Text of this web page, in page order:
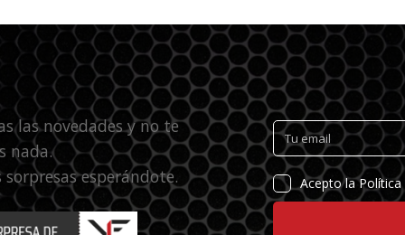
las novedades y no te
nada.
esperándote.